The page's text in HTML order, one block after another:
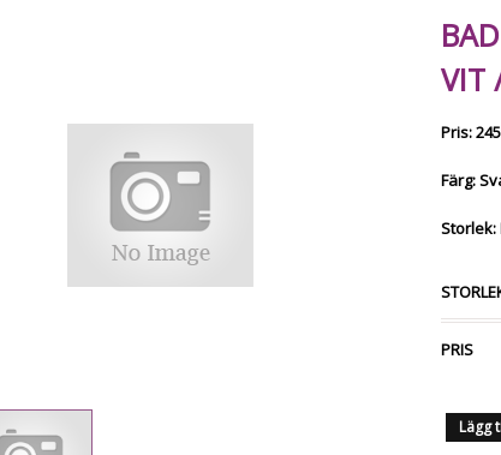
VIT
Pris:
Färg:
Storlek:
PRIS
Lägg